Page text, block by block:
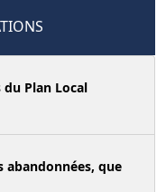
Plan Local
abandonnées, que